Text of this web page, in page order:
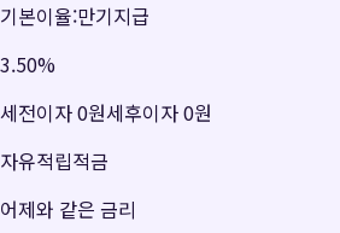
기본이율:만기지급
3.50%
세전이자0원세후이자0원
자유적립적금
어제와 같은 금리